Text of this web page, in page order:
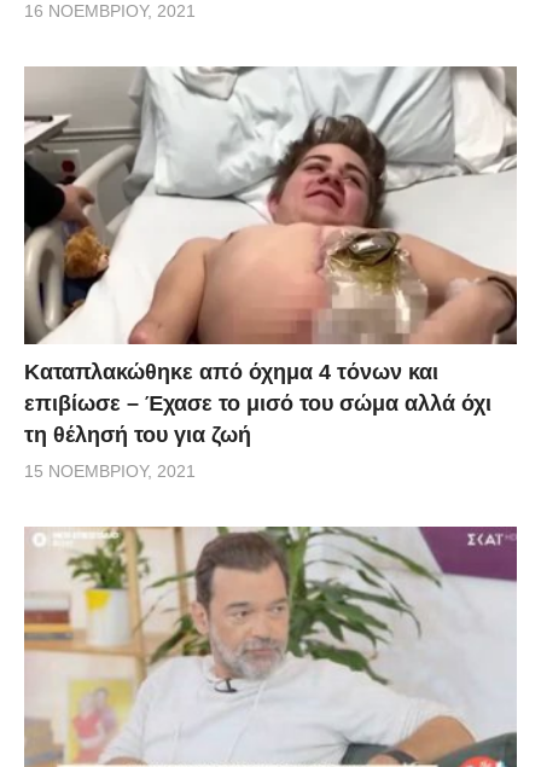
16 ΝΟΕΜΒΡΊΟΥ, 2021
Kαταπλακώθηκε από όχημα 4 τόνων και
επιβίωσε – Έχασε το μισό του σώμα αλλά όχι
τη θέλησή του για ζωή
15 ΝΟΕΜΒΡΊΟΥ, 2021